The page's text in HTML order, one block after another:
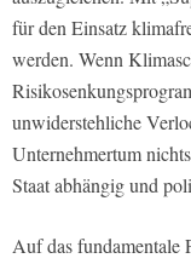
für den Einsatz
werden. Wenn
unwiderstehliche
Unternehmertum
Staat abhängig und
Auf das fundamentale